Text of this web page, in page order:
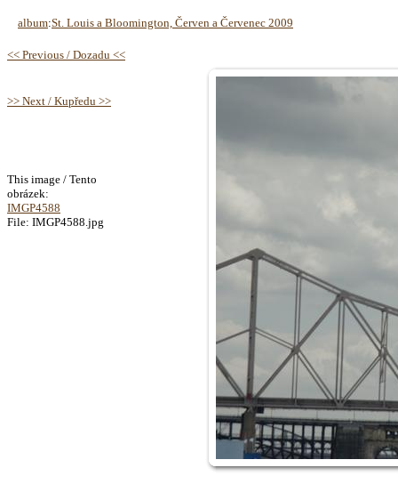
album:St. Louis a Bloomington, Červen a Červenec 2009
<< Previous / Dozadu <<
>> Next / Kupředu >>
This image / Tento
obrázek:
IMGP4588
File: IMGP4588.jpg